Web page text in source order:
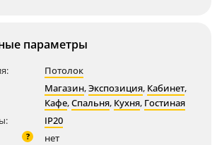
параметры
Потолок
Магазин,Экспозиция, Кабинет,
Кафе,Спальня, Кухня, Гостиная
IP20
? нет